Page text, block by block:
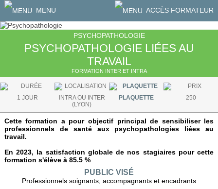
MENU ACCÈS FORMATEUR
PSYCHOPATHOLOGIE
PSYCHOPATHOLOGIE LIÉES AU
TRAVAIL
FORMATION INTER ET INTRA
1 JOUR
INTRA OU INTER
(LYON)
PLAQUETTE 250
Cette formation a pour objectif principal de sensibiliser les
professionnels de santé aux psychopathologies liées au
travail.
En 2023, la satisfaction globale de nos stagiaires pour cette
formation s'élève à 85.5 %
PUBLIC VISÉ
Professionnels soignants, accompagnants et encadrants